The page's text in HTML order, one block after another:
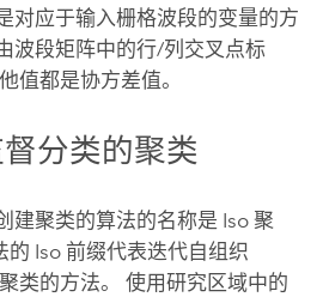
对应于输入栅格波段的变量的方
波段矩阵中的行/列交叉点标
值都是协方差值。
分类的聚类
建聚类的算法的名称是 Iso 聚
的 Iso 前缀代表迭代自组织
类的方法。 使用研究区域中的